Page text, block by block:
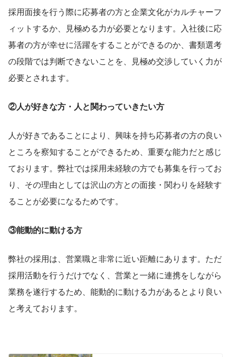
採用面接を行う際に応募者の方と企業文化がカルチャーフ
ィットするか、見極める力が必要となります。入社後に応
募者の方が幸せに活躍をすることができるのか、書類選考
の段階では判断できないことを、見極め交渉していく力が
必要とされます。
②人が好きな方・人と関わっていきたい方
人が好きであることにより、興味を持ち応募者の方の良い
ところを察知することができるため、重要な能力だと感じ
ております。弊社では採用未経験の方でも募集を行ってお
り、その理由としては沢山の方との面接・関わりを経験す
ることが必要になるためです。
③能動的に動ける方
弊社の採用は、営業職と非常に近い距離にあります。ただ
採用活動を行うだけでなく、営業と一緒に連携をしながら
業務を遂行するため、能動的に動ける力があるとより良い
と考えております。